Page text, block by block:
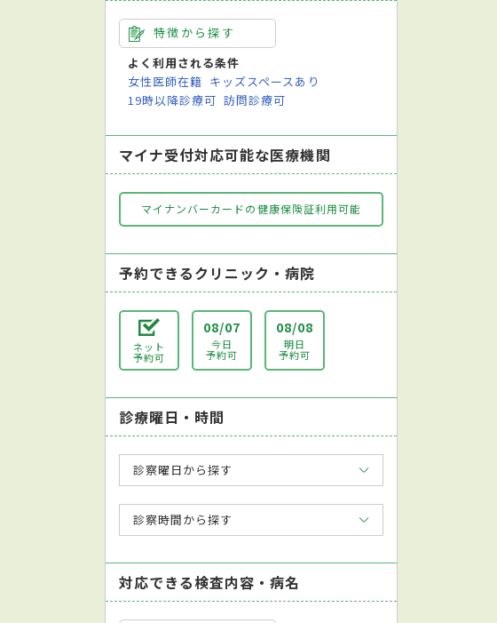
特徴から探す
よく利用される条件
女性医師在籍 キッズスペースあり
19時以降診療可 訪問診療可
マイナ受付対応可能な医療機関
マイナンバーカードの健康保険証利用可能
予約できるクリニック・病院
ネット
予約可
08/07
今日
予約可
08/08
明日
予約可
診療曜日・時間
診察曜日から探す
診察時間から探す
対応できる検査内容・病名